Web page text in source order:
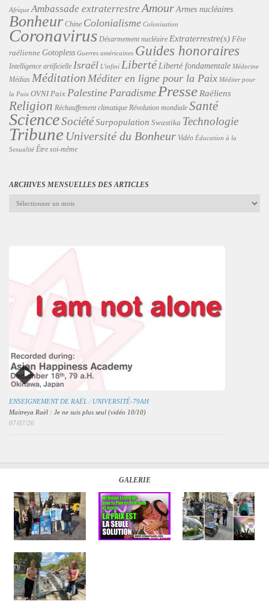
Afrique Ambassade extraterrestre Amour Armes nucléaires
Bonheur Chine Colonialisme Colonisation
Coronavirus Désarmement nucléaire Extraterrestre(s) Fête
raélienne Gotopless Guerres américaines Guides honoraires
Intelligence artificielle Israël L'infini Liberté Liberté fondamentale Médecine
Médias Méditation Méditer en ligne pour la Paix Méditer pour
la Paix OVNI Paix Palestine Paradisme Presse Raéliens
Religion Réchauffement climatique Révolution mondiale Santé
ScienceSociétéSurpopulation Swastika Technologie
Tribune Université du Bonheur Vidéo Éducation à la
Sexualité Être soi-même
ARCHIVES MENSUELLES DES ARTICLES
Archives
ENSEIGNEMENT DE RAËL / UNIVERSITÉ-79AH
Maitreya Raël : Je ne suis plus seul (vidéo 10/10)
07/07/26
GALERIE